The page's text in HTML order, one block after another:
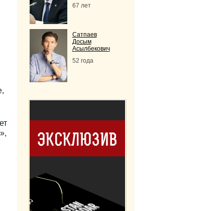
67 лет
Сатпаев
Досым
Асылбекович
52 года